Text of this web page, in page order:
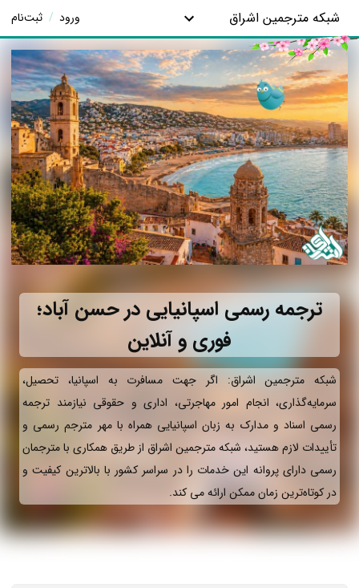
شبکه مترجمین اشراق ورود / ثبت‌نام
ترجمه رسمی اسپانیایی در حسن آباد؛
فوری و آنلاین
شبکه مترجمین اشراق: اگر جهت مسافرت به اسپانیا، تحصیل،
سرمایه‌گذاری، انجام امور مهاجرتی، اداری و حقوقی نیازمند ترجمه
رسمی اسناد و مدارک به زبان اسپانیایی همراه با مهر مترجم رسمی و
تأییدات لازم هستید، شبکه مترجمین اشراق از طریق همکاری با مترجمان
رسمی دارای پروانه این خدمات را در سراسر کشور با بالاترین کیفیت و
در کوتاه‌ترین زمان ممکن ارائه می‌ کند.